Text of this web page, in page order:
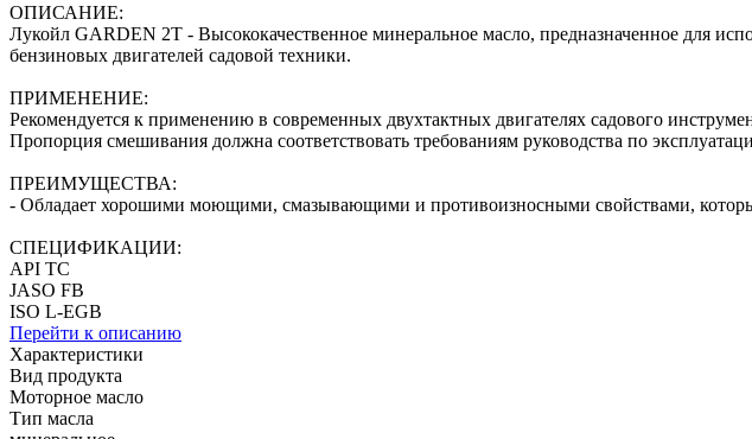
ОПИСАНИЕ:
Лукойл GARDEN 2Т - Высококачественное минеральное масло, предназначенное для
бензиновых двигателей садовой техники.
ПРИМЕНЕНИЕ:
Рекомендуется к применению в современных двухтактных двигателях садового
Пропорция смешивания должна соответствовать требованиям руководства по
ПРЕИМУЩЕСТВА:
- Обладает хорошими моющими, смазывающими и противоизносными свойствами,
СПЕЦИФИКАЦИИ:
API ТС
JASO FB
ISO L-EGB
Перейти к описанию
Характеристики
Вид продукта
Моторное масло
Тип масла